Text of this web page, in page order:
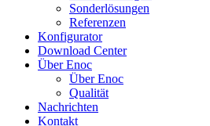
Sonderlösungen
Referenzen
Konfigurator
Download Center
Über Enoc
Über Enoc
Qualität
Nachrichten
Kontakt